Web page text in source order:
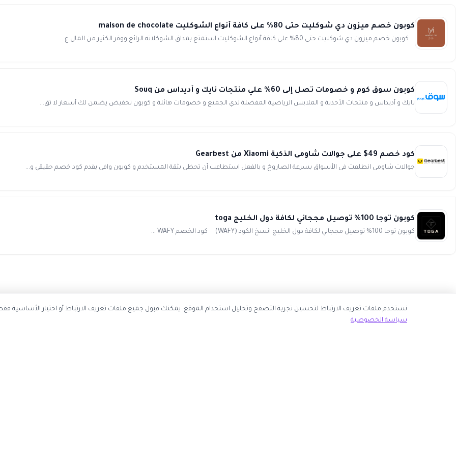
كوبون خصم ميزون دي شوكليت حتى 80% على كافة أنواع الشوكليت maison de chocolate
كوبون خصم ميزون دي شوكليت حتى 80% على كافة أنواع الشوكليت استمتع بمذاق الشوكلاته الرائع ووفر الكثير من المال ع...
كوبون سوق كوم و خصومات تصل إلى 60% علي منتجات نايك و أديداس من Souq
نايك و أديداس و منتجات الأحذية و الملابس الرياضية المفضلة لدي الجميع و خصومات هائلة و كوبون تخفيض يضمن لك أسعار لا تق...
كود خصم 49$ على جوالات شاومى الذكية Xiaomi من Gearbest
جوالات شاومى انطلقت فى الأسواق بسرعة الصاروخ و بالفعل استطاعت أن تحظى بثقة المستخدم و كوبون وافى يقدم كود خصم حقيقي و...
كوبون توجا 100% توصيل مججاني لكافة دول الخليج toga
كوبون توجا 100% توصيل مججاني لكافة دول الخليج انسخ الكود (WAFY) كود الخصم WAFY ...
نستخدم ملفات تعريف الارتباط لتحسين تجربة التصفح وتحليل استخدام الموقع. يمكنك قبول جميع ملفات تعريف الارتباط أو اختيار الأساسية
سياسة الخصوصية